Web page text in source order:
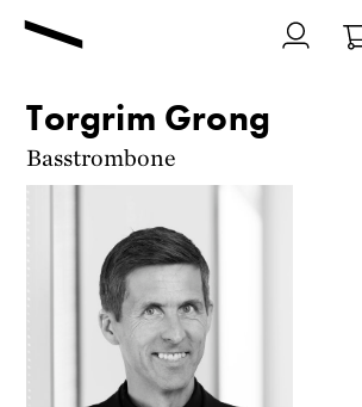
Torgrim Grong
Basstrombone